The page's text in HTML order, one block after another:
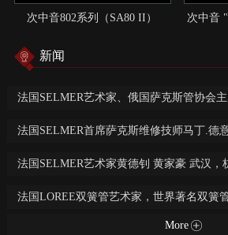
次中音802系列（SA80 II）
新闻
More